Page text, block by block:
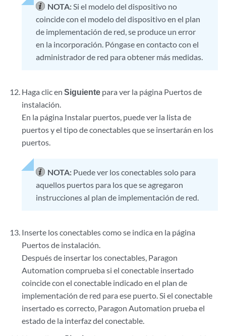
NOTA:Si el modelo del dispositivo no
coincide con el modelo del dispositivo en el plan
de implementación de red, se produce un error
en la incorporación. Póngase en contacto con el
administrador de red para obtener más medidas.
Haga clic enSiguiente para ver la página Puertos de
instalación.
En la página Instalar puertos, puede ver la lista de
puertos y el tipo de conectables que se insertarán en los
puertos.
NOTA: Puede ver los conectables solo para
aquellos puertos para los que se agregaron
instrucciones al plan de implementación de red.
Inserte los conectables como se indica en la página
Puertos de instalación.
Después de insertar los conectables, Paragon
Automation comprueba si el conectable insertado
coincide con el conectable indicado en el plan de
implementación de red para ese puerto. Si el conectable
insertado es correcto, Paragon Automation prueba el
estado de la interfaz del conectable.